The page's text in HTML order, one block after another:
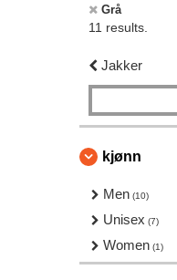
Grå
11 results.
Jakker
kjønn
Men (10)
Unisex (7)
Women (1)